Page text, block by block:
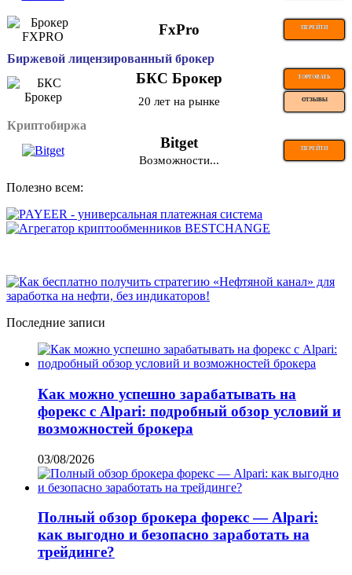
FxPro ПЕРЕЙТИ
Биржевой лицензированный брокер
БКС Брокер ТОРГОВАТЬ
20 лет на рынке ОТЗЫВЫ
Криптобиржа
Bitget ПЕРЕЙТИ
Возможности...
Полезно всем:
Последние записи
Как можно успешно зарабатывать на
форекс с Alpari: подробный обзор условий и
возможностей брокера
03/08/2026
Полный обзор брокера форекс — Alpari:
как выгодно и безопасно заработать на
трейдинге?